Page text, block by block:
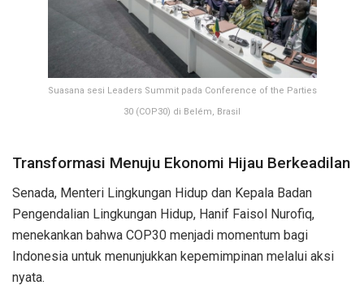
Suasana sesi Leaders Summit pada Conference of the Parties
30 (COP30) di Belém, Brasil
Transformasi Menuju Ekonomi Hijau Berkeadilan
Senada, Menteri Lingkungan Hidup dan Kepala Badan
Pengendalian Lingkungan Hidup, Hanif Faisol Nurofiq,
menekankan bahwa COP30 menjadi momentum bagi
Indonesia untuk menunjukkan kepemimpinan melalui aksi
nyata.